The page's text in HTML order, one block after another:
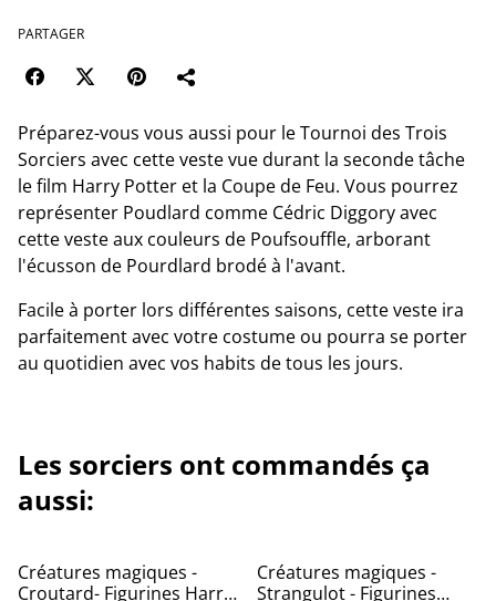
PARTAGER
Préparez-vous vous aussi pour le Tournoi des Trois
Sorciers avec cette veste vue durant la seconde tâche
le film Harry Potter et la Coupe de Feu. Vous pourrez
représenter Poudlard comme Cédric Diggory avec
cette veste aux couleurs de Poufsouffle, arborant
l'écusson de Pourdlard brodé à l'avant.
Facile à porter lors différentes saisons, cette veste ira
parfaitement avec votre costume ou pourra se porter
au quotidien avec vos habits de tous les jours.
Les sorciers ont commandés ça
aussi:
Créatures magiques -
Croutard- Figurines Harry
Créatures magiques -
Strangulot - Figurines